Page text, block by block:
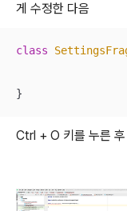
게 수정한 다음
class
}
Ctrl + O 키를 누른